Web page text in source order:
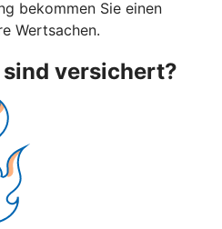
bekommen Sie einen
Wertsachen.
versichert?